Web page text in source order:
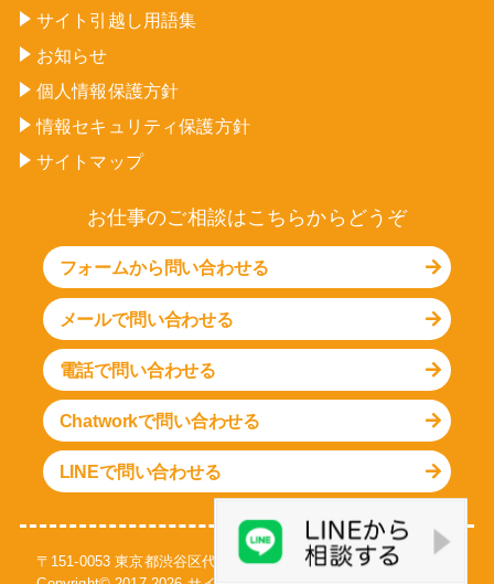
サイト引越し用語集
お知らせ
個人情報保護方針
情報セキュリティ保護方針
サイトマップ
お仕事のご相談はこちらからどうぞ
フォームから問い合わせる
メールで問い合わせる
電話で問い合わせる
Chatworkで問い合わせる
LINEで問い合わせる
〒151-0053 東京都渋谷区代々木1-30-15 天翔代々木ビル S-301号